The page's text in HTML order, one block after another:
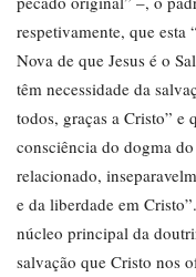
respetivamente, que esta
Nova de que Jesus é o
têm necessidade da
todos, graças a Cristo” e
consciência do dogma
relacionado,
e da liberdade em
núcleo principal da
salvação que Cristo nos